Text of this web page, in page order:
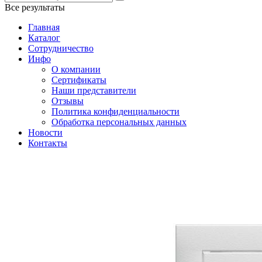
Все результаты
Главная
Каталог
Сотрудничество
Инфо
О компании
Сертификаты
Наши представители
Отзывы
Политика конфиденциальности
Обработка персональных данных
Новости
Контакты